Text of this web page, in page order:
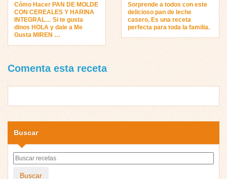
Cómo Hacer PAN DE MOLDE
CON CEREALES Y HARINA
INTEGRAL… Si te gusta
dinos HOLA y dale a Me
Gusta MIREN …
Sorprende a todos con este
delicioso pan de leche
casero, Es una receta
perfecta para toda la familia.
Comenta esta receta
Buscar
Buscar